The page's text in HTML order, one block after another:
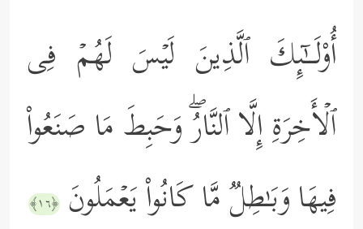
أُوْلَــٰۤىِٕكَ ٱلَّذِینَ لَیۡسَ لَهُمۡ فِی
ٱلۡأَخِرَةِ إِلَّا ٱلنَّارُۖ وَحَبِطَ مَا صَنَعُواْ
فِیهَا وَبَـٰطِلࣱ مَّا كَانُواْ یَعۡمَلُونَ ﴿١٦﴾